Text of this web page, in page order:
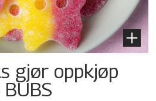
gjør oppkjøp